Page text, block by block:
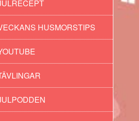
HUSMORSTIPS